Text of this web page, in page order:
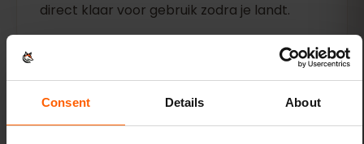
Consent Details About
direct klaar voor gebruik zodra je landt.